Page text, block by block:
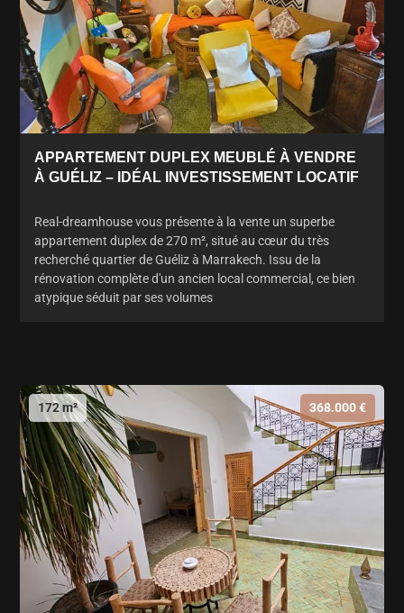
APPARTEMENT DUPLEX MEUBLÉ À VENDRE
À GUÉLIZ – IDÉAL INVESTISSEMENT LOCATIF
Real-dreamhouse vous présente à la vente un superbe
appartement duplex de 270 m², situé au cœur du très
recherché quartier de Guéliz à Marrakech. Issu de la
rénovation complète d'un ancien local commercial, ce bien
atypique séduit par ses volumes
172 m² 368.000 €